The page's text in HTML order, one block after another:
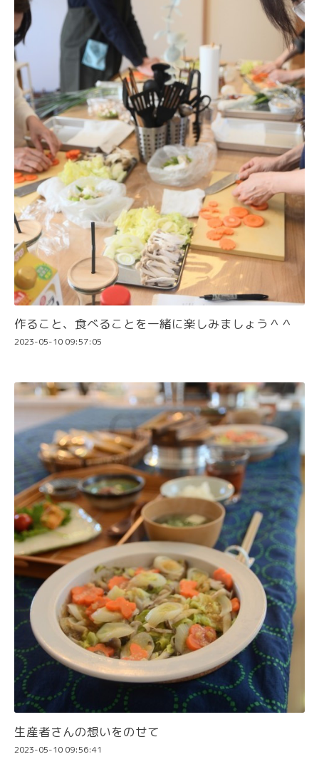
作ること、食べることを一緒に楽しみましょう＾＾
2023-05-10 09:57:05
生産者さんの想いをのせて
2023-05-10 09:56:41